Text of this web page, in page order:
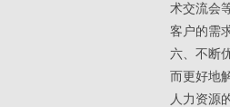
术交流会
客户的需
六、不断
而更好地
人力资源